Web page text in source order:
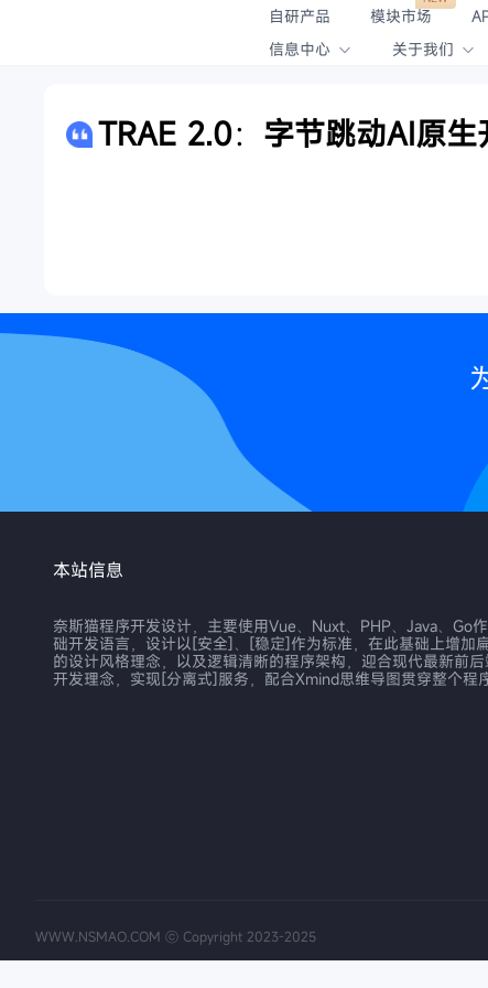
自研产品 模块市场
信息中心
关于我们
TRAE 2.0：字节跳动AI原
本站信息
奈斯猫程序开发设计，主要使用Vue、Nuxt、PHP、Java、Go
础开发语言，设计以[安全]、[稳定]作为标准，在此基础上增加
的设计风格理念，以及逻辑清晰的程序架构，迎合现代最新前
开发理念，实现[分离式]服务，配合Xmind思维导图贯穿整个程
WWW.NSMAO.COM ⓒ Copyright 2023-2025